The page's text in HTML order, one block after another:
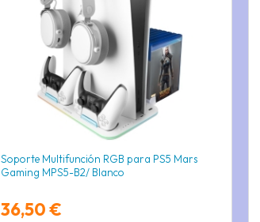
Soporte Multifunción RGB para PS5 Mars
Gaming MPS5-B2/ Blanco
36,50 €